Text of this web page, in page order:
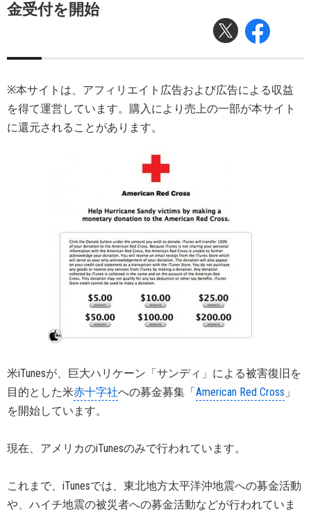
金受付を開始
※本サイトは、アフィリエイト広告および広告による収益
を得て運営しています。購入により売上の一部が本サイト
に還元されることがあります。
米iTunesが、巨大ハリケーン「サンディ」による被害復旧を
目的とした米赤十字社への募金募集「American Red Cross 」
を開始しています。
現在、アメリカのiTunesのみで行われています。
これまで、iTunesでは、東北地方太平洋沖地震への募金活動
や、ハイチ地震の被災者への募金活動などが行われていま